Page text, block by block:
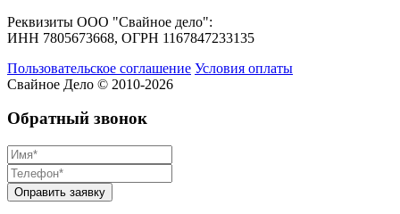
Реквизиты ООО "Свайное дело":
ИНН 7805673668, ОГРН 1167847233135
Пользовательское соглашение Условия оплаты
Свайное Дело © 2010-2026
Обратный звонок